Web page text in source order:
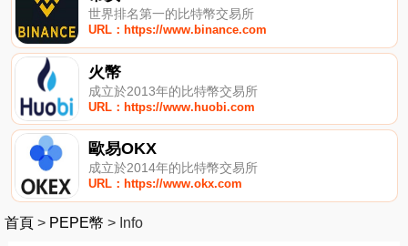
世界排名第一的比特幣交易所
URL：https://www.binance.com
火幣
成立於2013年的比特幣交易所
URL：https://www.huobi.com
歐易OKX
成立於2014年的比特幣交易所
URL：https://www.okx.com
首頁 > PEPE幣 > Info